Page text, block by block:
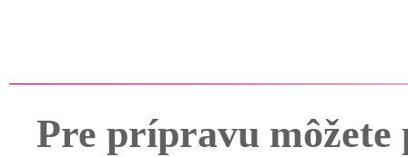
Pre prípravu